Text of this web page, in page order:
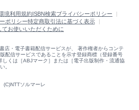
境利用規約 ISBN検索プライバシーポリシー
ポリシー特定商取引法に基づく表示
てお使いいただくために
店・電子書籍配信サービスが、 著作権者からコンテ
配信サービスであることを示す登録商標（登録番号
くは［ABJマーク］または［電子出版制作・流通協
。
(C)NTTソルマーレ